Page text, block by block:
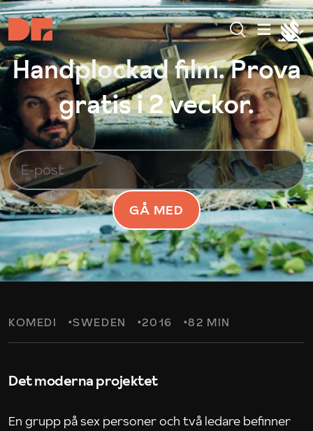
Handplockad film. Prova
gratis i 2 veckor.
GÅ MED
KOMEDI SWEDEN 2016 82 MIN
Det moderna projektet
En grupp på sex personer och två ledare befinner